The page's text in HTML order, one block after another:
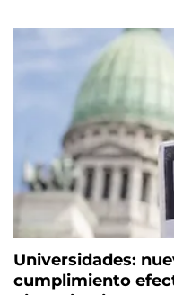
Universidades:
cumplimiento